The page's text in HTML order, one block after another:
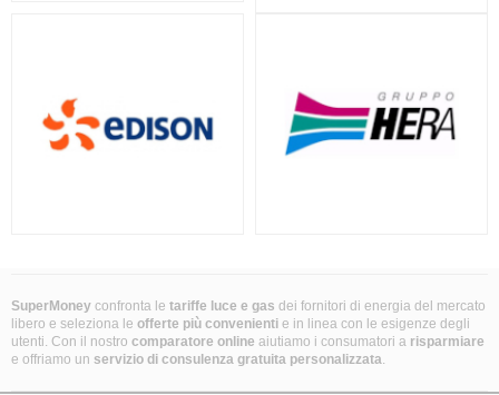
SuperMoney confronta le tariffe luce e gas dei fornitori di energia del mercato
libero e seleziona le offerte più convenienti e in linea con le esigenze degli
utenti. Con il nostro comparatore online aiutiamo i consumatori a risparmiare
e offriamo un servizio di consulenza gratuita personalizzata.